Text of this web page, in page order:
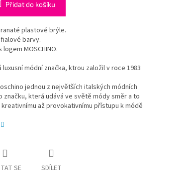
Přidat do košíku
plastové brýle.
barvy.
MOSCHINO.
módní značka, ktrou založil v roce 1983
jednou z největších italských módních
značku, která udává ve světě módy směr a to
až provokativnímu přístupu k módě
SE SDÍLET